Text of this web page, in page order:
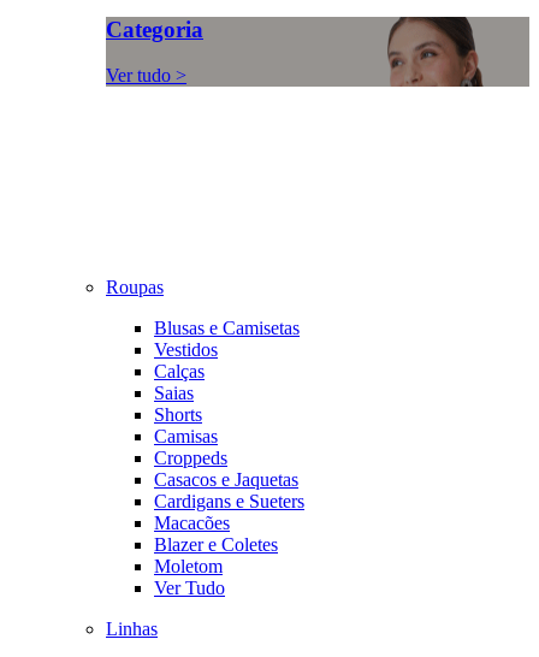
Categoria
Ver tudo >
Roupas
Blusas e Camisetas
Vestidos
Calças
Saias
Shorts
Camisas
Croppeds
Casacos e Jaquetas
Cardigans e Sueters
Macacões
Blazer e Coletes
Moletom
Ver Tudo
Linhas